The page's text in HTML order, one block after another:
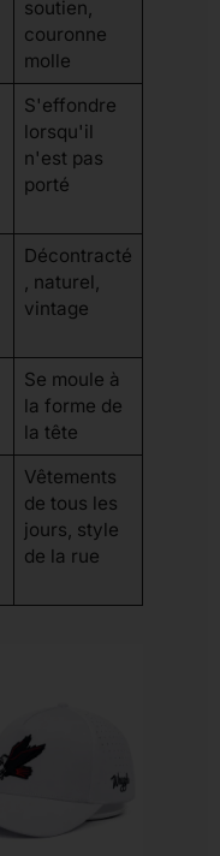
soutien,
couronne
molle
S'effondre
lorsqu'il
n'est pas
porté
Décontracté
, naturel,
vintage
Se moule à
la forme de
la tête
Vêtements
de tous les
jours, style
de la rue